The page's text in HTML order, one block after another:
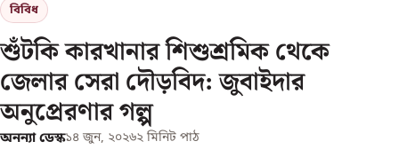
বিবিধ
শুঁটকি কারখানার শিশুশ্রমিক থেকে
জেলার সেরা দৌড়বিদ: জুবাইদার
অনুপ্রেরণার গল্প
অনন্যা ডেস্ক১৪ জুন, ২০২৬২ মিনিট পাঠ